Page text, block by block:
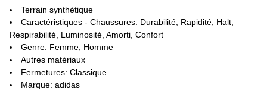
Terrain synthétique
Caractéristiques - Chaussures: Durabilité, Rapidité, Halt,
Respirabilité, Luminosité, Amorti, Confort
Genre: Femme, Homme
Autres matériaux
Fermetures: Classique
Marque: adidas